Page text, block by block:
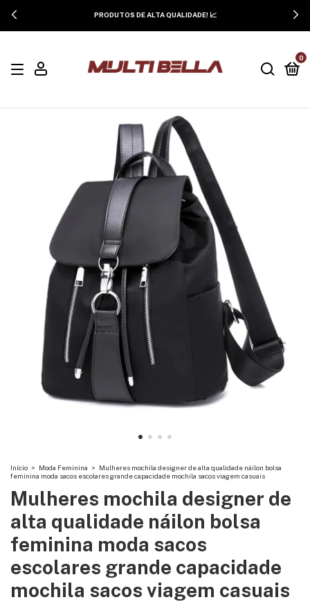
PRODUTOS DE ALTA QUALIDADE! 📈
0
Início > Moda Feminina > Mulheres mochila designer de alta qualidade náilon bolsa
feminina moda sacos escolares grande capacidade mochila sacos viagem casuais
Mulheres mochila designer de
alta qualidade náilon bolsa
feminina moda sacos
escolares grande capacidade
mochila sacos viagem casuais